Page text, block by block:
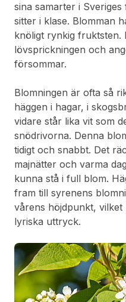
sina samarter i
sitter i klase. Blomman
knöligt rynkig fruktsten.
lövsprickningen och
försommar.
Blomningen är ofta så
häggen i hagar, i
vidare står lika vit som
snödrivorna. Denna
tidigt och snabbt. Det
majnätter och varma
kunna stå i full blom.
fram till syrenens
vårens höjdpunkt,
lyriska uttryck.